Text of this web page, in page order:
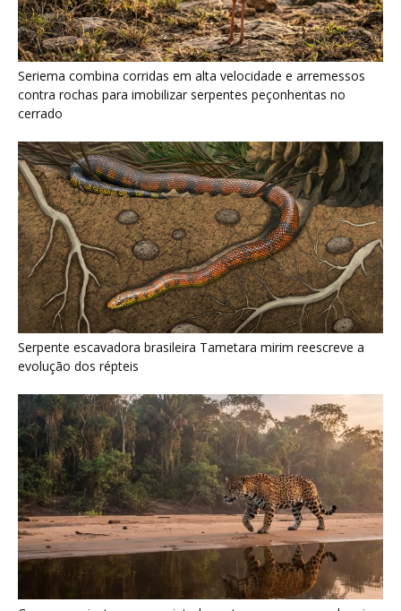
Serpente escavadora brasileira Tametara mirim reescreve a
evolução dos répteis
Como a majestosa onça pintada protege as margens dos rios
e sustenta o equilíbrio ecológico na floresta amazônica
Últimas noticias
Jacamim usa vocalização grave que
atravessa o sub-bosque e mantém o...
5 de agosto de 2026
Peixe-boi-amazônico usa lábios preênseis
para arrancar plantas e troca dentes durante...